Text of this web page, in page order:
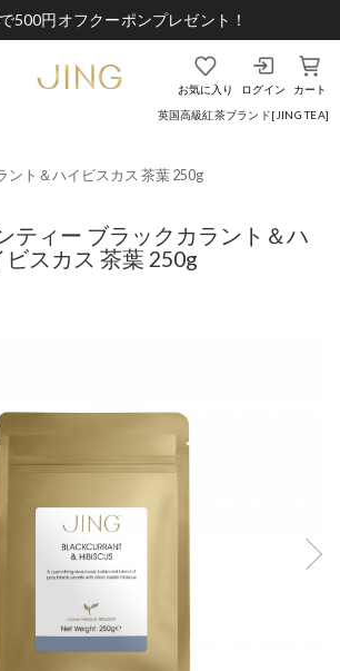
500円オフクーポンプレゼント！
英国高級紅茶ブランド[JING TEA]
お気に入り ログイン カート
ント＆ハイビスカス 茶葉 250g
ティー ブラックカラント＆ハ
ビスカス 茶葉 250g